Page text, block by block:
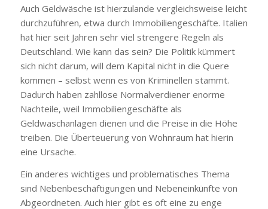
Auch Geldwäsche ist hierzulande vergleichsweise leicht
durchzuführen, etwa durch Immobiliengeschäfte. Italien
hat hier seit Jahren sehr viel strengere Regeln als
Deutschland. Wie kann das sein? Die Politik kümmert
sich nicht darum, will dem Kapital nicht in die Quere
kommen – selbst wenn es von Kriminellen stammt.
Dadurch haben zahllose Normalverdiener enorme
Nachteile, weil Immobiliengeschäfte als
Geldwaschanlagen dienen und die Preise in die Höhe
treiben. Die Überteuerung von Wohnraum hat hierin
eine Ursache.
Ein anderes wichtiges und problematisches Thema
sind Nebenbeschäftigungen und Nebeneinkünfte von
Abgeordneten. Auch hier gibt es oft eine zu enge